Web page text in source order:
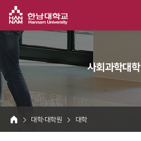
사회과학대학
HOME
대학·대학원 대학